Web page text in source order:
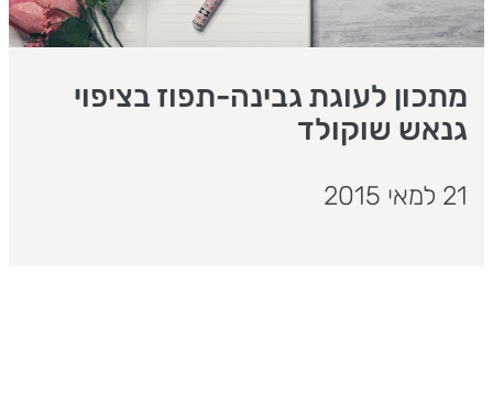
מתכון לעוגת גבינה-תפוז בציפוי
גנאש שוקולד
21 למאי 2015